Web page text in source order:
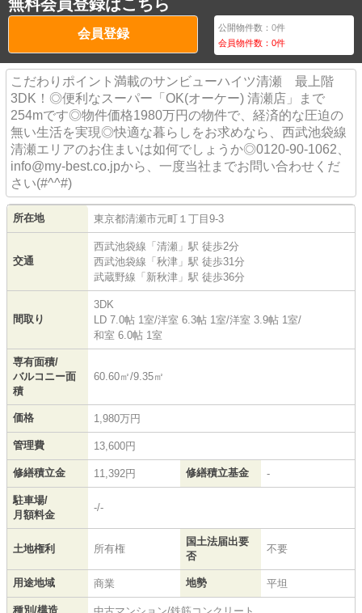
無料会員登録はこちら
会員登録 公開物件数：0件
会員物件数：0件
こだわりポイント満載のサンビューハイツ清瀬 最上階
3DK！◎便利なスーパー「OK(オーケー) 清瀬店」まで
254mです◎物件価格1980万円の物件で、経済的な圧迫の
無い生活を実現◎快適な暮らしをお求めなら、西武池袋線
清瀬エリアのお住まいは如何でしょうか◎0120-90-1062、
info@my-best.co.jpから、一度当社までお問い合わせくだ
さい(#^^#)
所在地 東京都清瀬市元町 １丁目9-3
交通
西武池袋線 「 清瀬 」駅 徒歩2分
西武池袋線 「 秋津 」駅 徒歩31分
武蔵野線 「 新秋津 」駅 徒歩36分
間取り
3DK
LD 7.0帖 1室/洋室 6.3帖 1室/洋室 3.9帖 1室/
和室 6.0帖 1室
専有面積/
バルコニー面
積
60.60㎡/9.35㎡
価格 1,980万円
管理費 13,600円
修繕積立金 11,392円 修繕積立基金 -
駐車場/
月額料金
-/-
土地権利 所有権
国土法届出要
否
不要
用途地域 商業 地勢 平坦
種別/構造